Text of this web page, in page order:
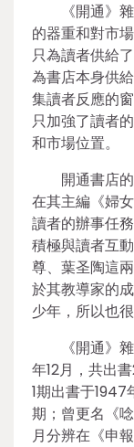
《開通》
的器重和對市
只為讀者供給
為書店本身供
集讀者反應的
只加強了讀者
和市場位置。
開通書店
在其主編《婦
讀者的辦事任
積極與讀者互
尊、葉圣陶這
於其教導家的
少年，所以也
《開通》
年12月，共出
1期出書于
期；曾更名《
月分辨在《申